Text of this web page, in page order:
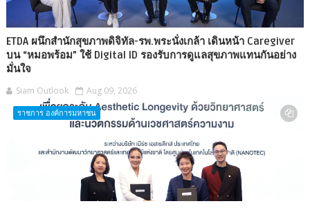
ETDA ผนึกสำนักสุขภาพดิจิทัล-รพ.พระนั่งเกล้า เดินหน้า Caregiver
บน “หมอพร้อม” ใช้ Digital ID รองรับการดูแลสุขภาพแทนกันอย่าง
มั่นใจ
Siam Outlook Aug 09, 2026
ราชการ องค์การมหาชน